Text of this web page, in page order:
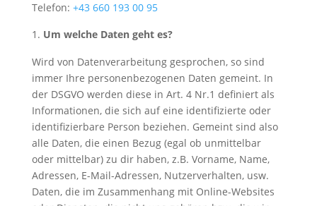
Telefon: +43 660 193 00 95
Um welche Daten geht es?
Wird von Datenverarbeitung gesprochen, so sind
immer Ihre personenbezogenen Daten gemeint. In
der DSGVO werden diese in Art. 4 Nr.1 definiert als
Informationen, die sich auf eine identifizierte oder
identifizierbare Person beziehen. Gemeint sind also
alle Daten, die einen Bezug (egal ob unmittelbar
oder mittelbar) zu dir haben, z.B. Vorname, Name,
Adressen, E-Mail-Adressen, Nutzerverhalten, usw.
Daten, die im Zusammenhang mit Online-Websites